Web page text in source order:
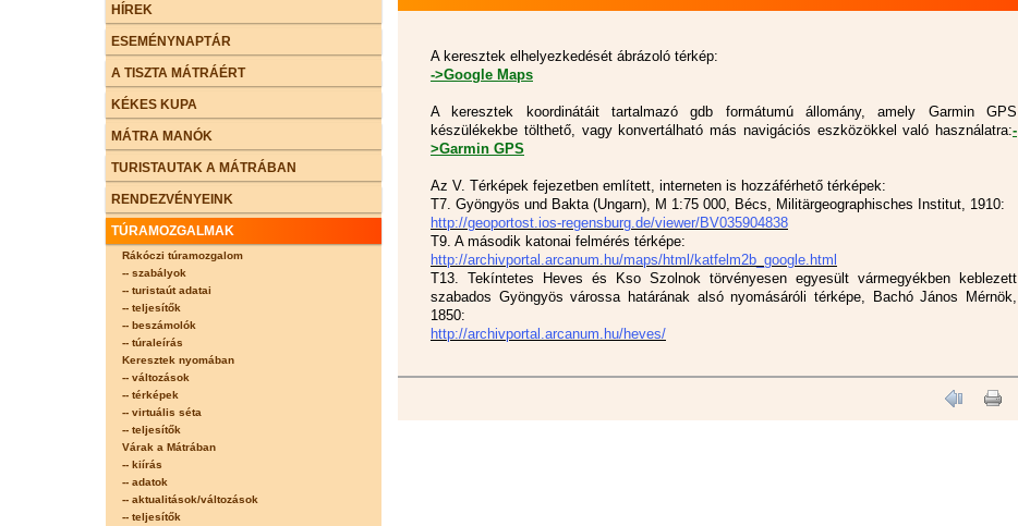
HÍREK
ESEMÉNYNAPTÁR
A TISZTA MÁTRÁÉRT
KÉKES KUPA
MÁTRA MANÓK
TURISTAUTAK A MÁTRÁBAN
RENDEZVÉNYEINK
TÚRAMOZGALMAK
Rákóczi túramozgalom
-- szabályok
-- turistaút adatai
-- teljesítők
-- beszámolók
-- túraleírás
Keresztek nyomában
-- változások
-- térképek
-- virtuális séta
-- teljesítők
Várak a Mátrában
-- kiírás
-- adatok
-- aktualitások/változások
-- teljesítők
A keresztek elhelyezkedését ábrázoló térkép:
->Google Maps
A keresztek koordinátáit tartalmazó gdb formátumú állomány, amely Garmin GPS
készülékekbe tölthető, vagy konvertálható más navigációs eszközökkel való használatra:-
>Garmin GPS
Az V. Térképek fejezetben említett, interneten is hozzáférhető térképek:
T7. Gyöngyös und Bakta (Ungarn), M 1:75 000, Bécs, Militärgeographisches Institut, 1910:
http://geoportost.ios-regensburg.de/viewer/BV035904838
T9. A második katonai felmérés térképe:
http://archivportal.arcanum.hu/maps/html/katfelm2b_google.html
T13. Tekíntetes Heves és Kso Szolnok törvényesen egyesült vármegyékben keblezett
szabados Gyöngyös várossa határának alsó nyomásáróli térképe, Bachó János Mérnök,
1850:
http://archivportal.arcanum.hu/heves/